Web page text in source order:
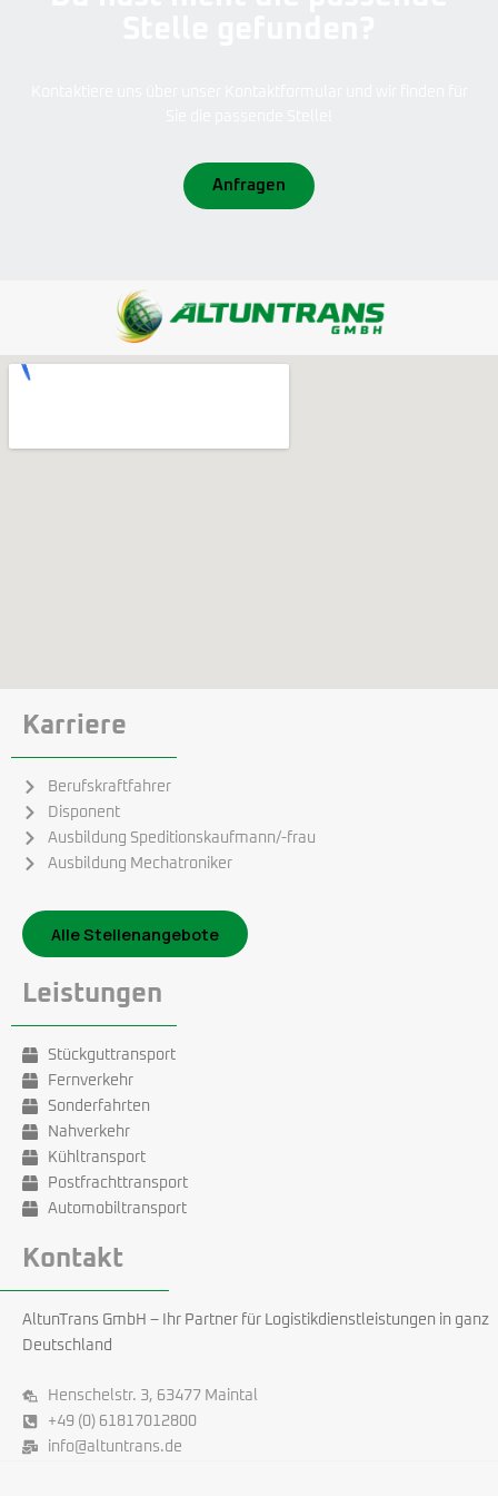
Anfragen
Karriere
Berufskraftfahrer
Disponent
Ausbildung Speditionskaufmann/-frau
Ausbildung Mechatroniker
Alle Stellenangebote
Leistungen
Stückguttransport
Fernverkehr
Sonderfahrten
Nahverkehr
Kühltransport
Postfrachttransport
Automobiltransport
Kontakt
AltunTrans GmbH – Ihr Partner für Logistikdienstleistungen in ganz
Deutschland
Henschelstr. 3, 63477 Maintal
+49 (0) 61817012800
info@altuntrans.de